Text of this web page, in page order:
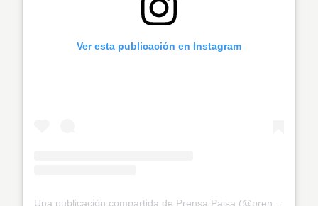
Ver esta publicación en Instagram